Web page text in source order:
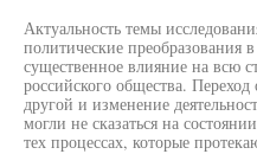
Актуальность темы
политические преобразования
существенное влияние на всю
российского общества.
другой и изменение
могли не сказаться на
тех процессах, которые